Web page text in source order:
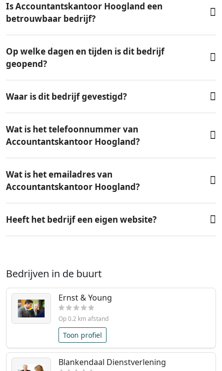
Is Accountantskantoor Hoogland een
betrouwbaar bedrijf?
Op welke dagen en tijden is dit bedrijf
geopend?
Waar is dit bedrijf gevestigd?
Wat is het telefoonnummer van
Accountantskantoor Hoogland?
Wat is het emailadres van
Accountantskantoor Hoogland?
Heeft het bedrijf een eigen website?
Bedrijven in de buurt
Ernst & Young
Op 0.2 km afstand
Toon profiel
Blankendaal Dienstverlening